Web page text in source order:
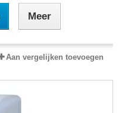
Meer
Aan vergelijken toevoegen